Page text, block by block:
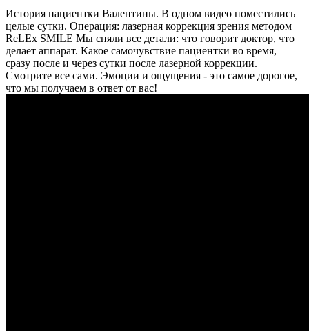
История пациентки Валентины. В одном видео поместились
целые сутки. Операция: лазерная коррекция зрения методом
ReLEx SMILE Мы сняли все детали: что говорит доктор, что
делает аппарат. Какое самочувствие пациентки во время,
сразу после и через сутки после лазерной коррекции.
Смотрите все сами. Эмоции и ощущения - это самое дорогое,
что мы получаем в ответ от вас!